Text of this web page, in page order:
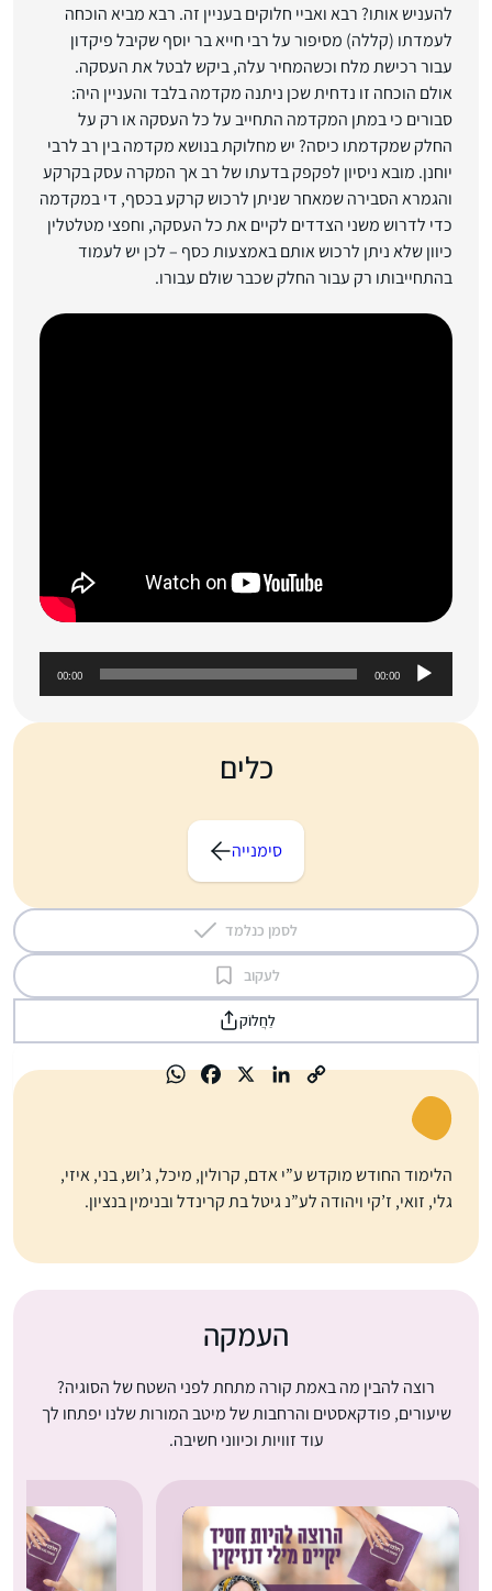
להעניש אותו? רבא ואביי חלוקים בעניין זה. רבא מביא הוכחה
לעמדתו (קללה) מסיפור על רבי חייא בר יוסף שקיבל פיקדון
עבור רכישת מלח וכשהמחיר עלה, ביקש לבטל את העסקה.
אולם הוכחה זו נדחית שכן ניתנה מקדמה בלבד והעניין היה:
סבורים כי במתן המקדמה התחייב על כל העסקה או רק על
החלק שמקדמתו כיסה? יש מחלוקת בנושא מקדמה בין רב לרבי
יוחנן. מובא ניסיון לפקפק בדעתו של רב אך המקרה עסק בקרקע
והגמרא הסבירה שמאחר שניתן לרכוש קרקע בכסף, די במקדמה
כדי לדרוש משני הצדדים לקיים את כל העסקה, וחפצי מטלטלין
כיוון שלא ניתן לרכוש אותם באמצעות כסף – לכן יש לעמוד
בהתחייבותו רק עבור החלק שכבר שולם עבורו.
00:00
00:00
כלים
סימנייה
לסמן כנלמד
לעקוב
לַחֲלוֹק
הלימוד החודש מוקדש ע”י אדם, קרולין, מיכל, ג’וש, בני, איזי,
גלי, זואי, ז’קי ויהודה לע”נ גיטל בת קרינדל ובנימין בנציון.
העמקה
רוצה להבין מה באמת קורה מתחת לפני השטח של הסוגיה?
שיעורים, פודקאסטים והרחבות של מיטב המורות שלנו יפתחו לך
עוד זוויות וכיווני חשיבה.